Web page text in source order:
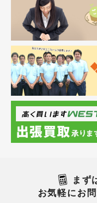
まず
お気軽にお